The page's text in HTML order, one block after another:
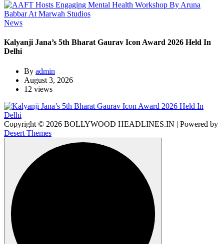
News
Kalyanji Jana’s 5th Bharat Gaurav Icon Award 2026 Held In
Delhi
By admin
August 3, 2026
12 views
Copyright © 2026 BOLLYWOOD HEADLINES.IN | Powered by
Desert Themes